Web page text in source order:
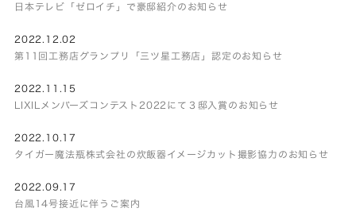
日本テレビ「ゼロイチ」で豪邸紹介のお知らせ
2022.12.02
第11回工務店グランプリ「三ツ星工務店」認定のお知らせ
2022.11.15
LIXILメンバーズコンテスト2022にて３邸入賞のお知らせ
2022.10.17
タイガー魔法瓶株式会社の炊飯器イメージカット撮影協力のお知らせ
2022.09.17
台風14号接近に伴うご案内